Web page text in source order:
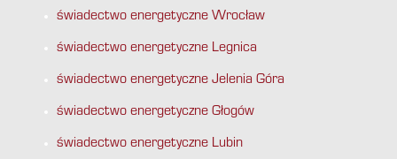
świadectwo energetyczne Wrocław
świadectwo energetyczne Legnica
świadectwo energetyczne Jelenia Góra
świadectwo energetyczne Głogów
świadectwo energetyczne Lubin